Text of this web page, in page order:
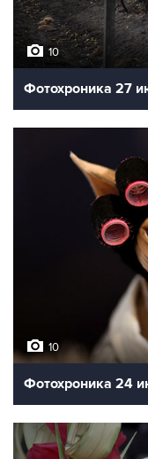
10
Фотохроника 27
10
Фотохроника 24